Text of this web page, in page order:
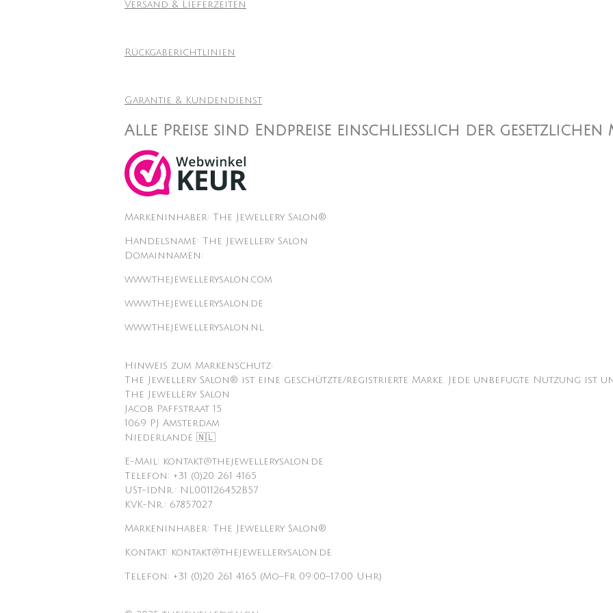
Versand & Lieferzeiten
Rückgaberichtlinien
Garantie & Kundendienst
Alle Preise sind Endpreise einschließlich der gesetzlichen
Markeninhaber: The Jewellery Salon®
Handelsname: The Jewellery Salon
Domainnamen:
www.thejewellerysalon.com
www.thejewellerysalon.de
www.thejewellerysalon.nl
Hinweis zum Markenschutz:
The Jewellery Salon® ist eine geschützte/registrierte Marke. Jede unbefugte Nutzung ist
The Jewellery Salon
Jacob Paffstraat 15
1069 PJ Amsterdam
Niederlande 🇳🇱
E-Mail: kontakt@thejewellerysalon.de
Telefon: +31 (0)20 261 4165
USt-IdNr.: NL001126452B57
KVK-Nr.: 67857027
Markeninhaber: The Jewellery Salon®
Kontakt: kontakt@thejewellerysalon.de
Telefon: +31 (0)20 261 4165 (Mo–Fr 09:00–17:00 Uhr)